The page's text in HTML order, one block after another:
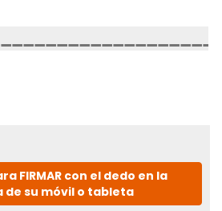
FIRMAR con el dedo en la
de su móvil o tableta